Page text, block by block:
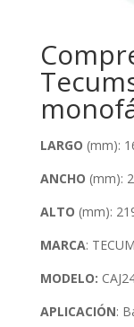
LARGO (mm):
ANCHO (mm):
ALTO (mm):
MARCA:
MODELO:
APLICACIÓN: